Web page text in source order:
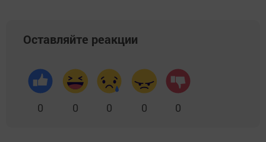
Оставляйте реакции
0 0 0 0 0